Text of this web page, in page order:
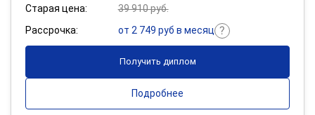
Старая цена:
39 910 руб.
Рассрочка:
от 2 749 руб в месяц
Получить диплом
Подробнее